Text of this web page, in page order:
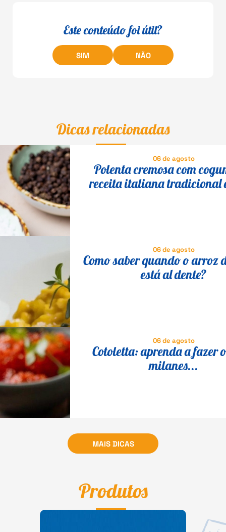
Este conteúdo foi útil?
SIM NÃO
Dicas relacionadas
06 de agosto
Polenta cremosa com
receita italiana tradicional
06 de agosto
Como saber quando o arroz
está al dente?
06 de agosto
Cotoletta: aprenda a fazer
milanes...
MAIS DICAS
Produtos